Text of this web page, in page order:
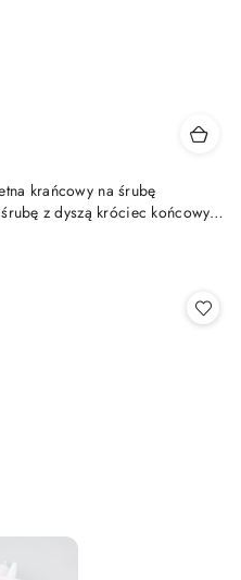
krańcowy na śrubę
z dyszą króciec końcowy